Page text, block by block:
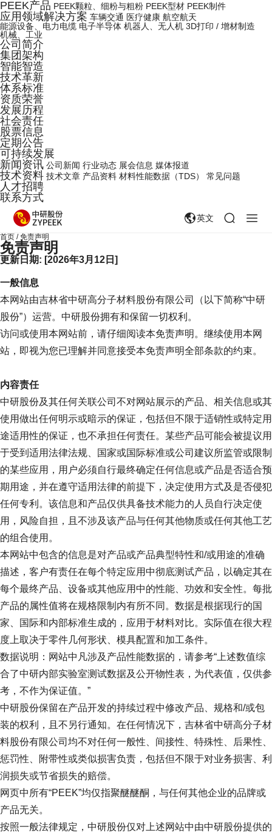
PEEK产品 PEEK颗粒、细粉与粗粉 PEEK型材 PEEK制件
应用领域解决方案 车辆交通 医疗健康 航空航天
能源设备、电力电缆 电子半导体 机器人、无人机 3D打印 / 增材制造
机械、工业
公司简介
集团架构
智能智造
技术革新
体系标准
资质荣誉
发展历程
社会责任
股票信息
定期公告
可持续发展
新闻资讯 公司新闻 行业动态 展会信息 媒体报道
技术资料 技术文章 产品资料 材料性能数据（TDS） 常见问题
人才招聘
联系方式
英文
首页 /免责声明
免责声明
更新日期: [2026年3月12日]
一般信息
本网站由吉林省中研高分子材料股份有限公司（以下简称“中研
股份”）运营。中研股份拥有和保留一切权利。
访问或使用本网站前，请仔细阅读本免责声明。继续使用本网
站，即视为您已理解并同意接受本免责声明全部条款的约束。
内容责任
中研股份及其任何关联公司不对网站展示的产品、相关信息或其
使用做出任何明示或暗示的保证，包括但不限于适销性或特定用
途适用性的保证，也不承担任何责任。某些产品可能会被提议用
于受到适用法律法规、国家或国际标准或公司建议所监管或限制
的某些应用，用户必须自行最终确定任何信息或产品是否适合预
期用途，并在遵守适用法律的前提下，决定使用方式及是否侵犯
任何专利。该信息和产品仅供具备技术能力的人员自行决定使
用，风险自担，且不涉及该产品与任何其他物质或任何其他工艺
的组合使用。
本网站中包含的信息是对产品或产品典型特性和/或用途的准确
描述，客户有责任在每个特定应用中彻底测试产品，以确定其在
每个最终产品、设备或其他应用中的性能、功效和安全性。每批
产品的属性值将在规格限制内有所不同。数据是根据现行的国
家、国际和内部标准生成的，应用于材料对比。实际值在很大程
度上取决于零件几何形状、模具配置和加工条件。
数据说明：网站中凡涉及产品性能数据的，请参考“上述数值综
合了中研内部实验室测试数据及公开物性表，为代表值，仅供参
考，不作为保证值。”
中研股份保留在产品开发的持续过程中修改产品、规格和/或包
装的权利，且不另行通知。在任何情况下，吉林省中研高分子材
料股份有限公司均不对任何一般性、间接性、特殊性、后果性、
惩罚性、附带性或类似损害负责，包括但不限于对业务损害、利
润损失或节省损失的赔偿。
网页中所有“PEEK”均仅指聚醚醚酮，与任何其他企业的品牌或
产品无关。
按照一般法律规定，中研股份仅对上述网站中由中研股份提供的